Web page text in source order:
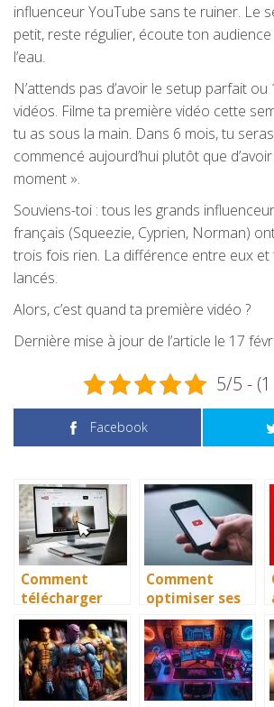
influenceur YouTube sans te ruiner. Le
petit, reste régulier, écoute ton
l’eau.
N’attends pas d’avoir le setup parfait
vidéos. Filme ta première vidéo cette
tu as sous la main. Dans 6 mois, tu
commencé aujourd’hui plutôt que
moment ».
Souviens-toi : tous les grands
français (Squeezie, Cyprien, Norman)
trois fois rien. La différence entre eux et
lancés.
Alors, c’est quand ta première vidéo ?
Dernière mise à jour de l’article le 17
5/5 -
Facebook
Comment
télécharger
une vidéo de
YouTube sur
PC sans logiciel
Comment
optimiser ses
vidéos pour le
référencement
Youtube ?